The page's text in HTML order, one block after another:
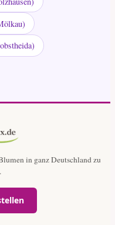
in ganz Deutschland zu